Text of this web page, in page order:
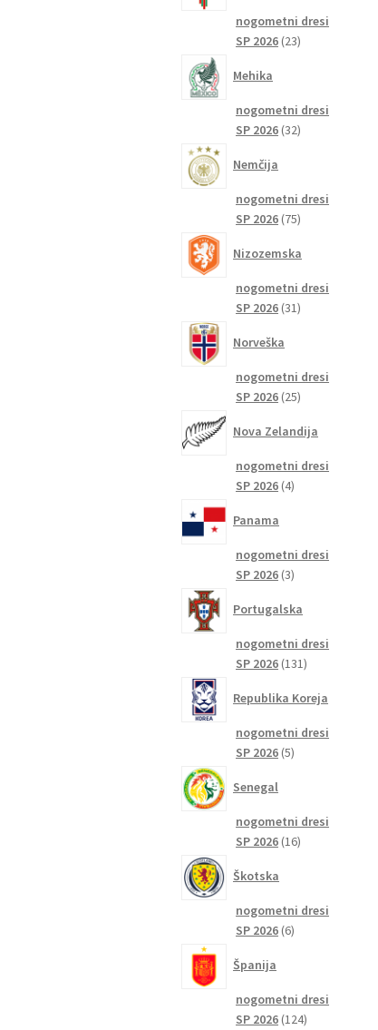
nogometni dresi
SP 2026 2323
Mehika
nogometni dresi
SP 2026 3232
Nemčija
nogometni dresi
SP 2026 7575
Nizozemska
nogometni dresi
SP 2026 3131
Norveška
nogometni dresi
SP 2026 2525
Nova Zelandija
nogometni dresi
SP 2026 44
Panama
nogometni dresi
SP 2026 33
Portugalska
nogometni dresi
SP 2026 131131
Republika Koreja
nogometni dresi
SP 2026 55
Senegal
nogometni dresi
SP 2026 1616
Škotska
nogometni dresi
SP 2026 66
Španija
nogometni dresi
SP 2026 124124